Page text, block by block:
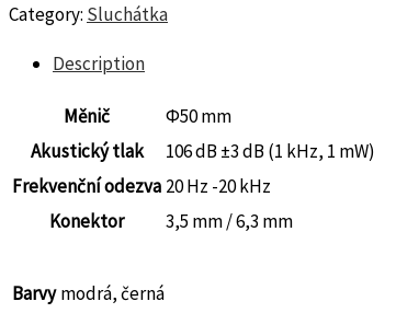
Category: Sluchátka
Description
Měnič
Φ50 mm
Akustický tlak
106 dB ±3 dB (1 kHz, 1 mW)
Frekvenční odezva 20 Hz -20 kHz
Konektor
3,5 mm / 6,3 mm
Barvy modrá, černá